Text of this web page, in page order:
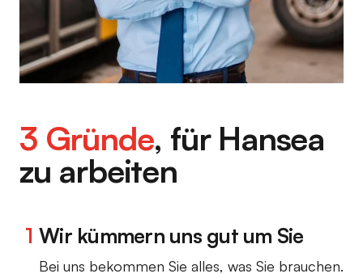
3 Gründe, für Hansea
zu arbeiten
1 Wir kümmern uns gut um Sie
Bei uns bekommen Sie alles, was Sie brauchen.